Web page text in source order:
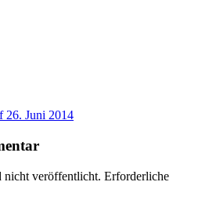
26. Juni 2014
veröffentlicht. Erforderliche